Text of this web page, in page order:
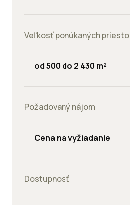
Veľkosť ponúkaných
od 500 do 2 430 m²
Požadovaný nájom
Cena na vyžiadanie
Dostupnosť